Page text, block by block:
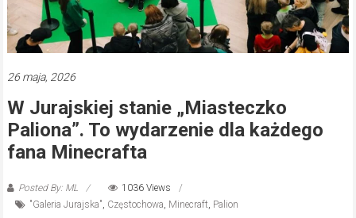
26 maja, 2026
W Jurajskiej stanie „Miasteczko
Paliona”. To wydarzenie dla każdego
fana Minecrafta
Posted By: ML
1036 Views
"Galeria Jurajska", Częstochowa, Minecraft, Palion